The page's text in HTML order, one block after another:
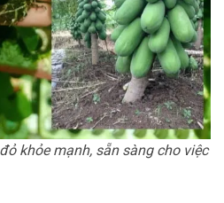
khỏe mạnh, sẵn sàng cho việc